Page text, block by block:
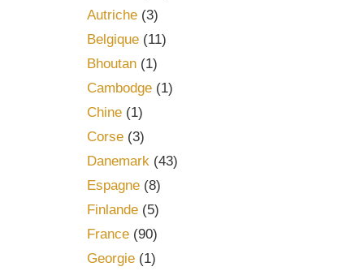
Autriche(3)
Belgique(11)
Bhoutan(1)
Cambodge(1)
Chine(1)
Corse(3)
Danemark(43)
Espagne(8)
Finlande(5)
France(90)
Georgie(1)